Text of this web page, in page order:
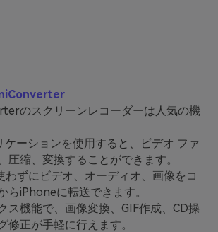
のスクリーンレコーダーは人気の機
ケーションを使用すると、ビデオ ファ
圧縮、変換することができます。
わずにビデオ、オーディオ、画像をコ
らiPhoneに転送できます。
ス機能で、画像変換、GIF作成、CD操
修正が手軽に行えます。